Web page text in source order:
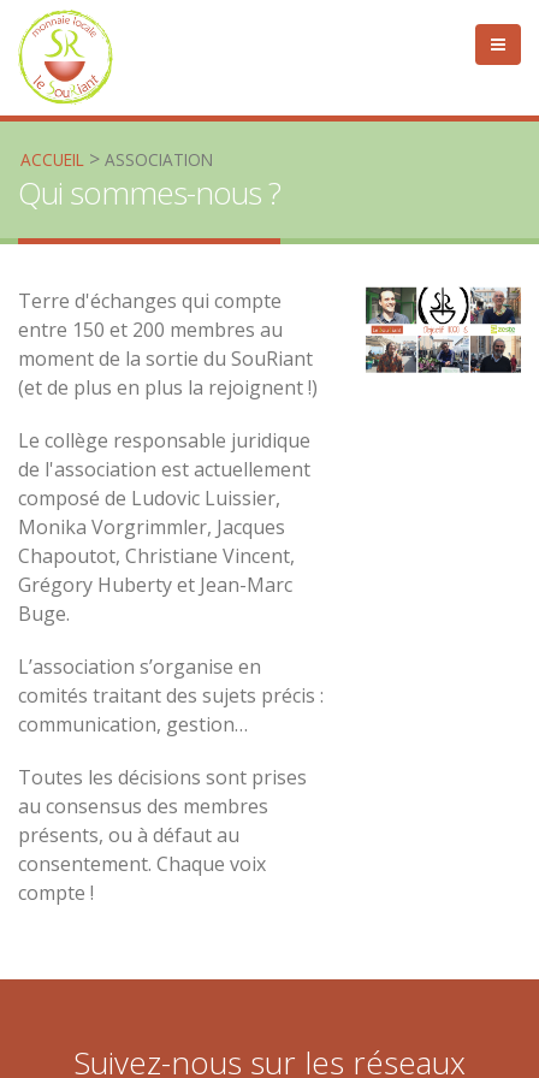
ACCUEIL > ASSOCIATION
Qui sommes-nous ?
Terre d'échanges qui compte
entre 150 et 200 membres au
moment de la sortie du SouRiant
(et de plus en plus la rejoignent !)
Le collège responsable juridique
de l'association est actuellement
composé de Ludovic Luissier,
Monika Vorgrimmler, Jacques
Chapoutot, Christiane Vincent,
Grégory Huberty et Jean-Marc
Buge.
L’association s’organise en
comités traitant des sujets précis :
communication, gestion…
Toutes les décisions sont prises
au consensus des membres
présents, ou à défaut au
consentement. Chaque voix
compte !
Suivez-nous sur les réseaux